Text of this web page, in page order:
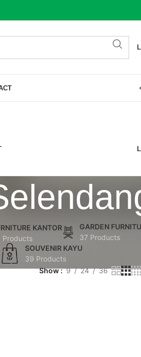
KANTOR
Products
GARDEN
37 Products
SOUVENIR KAYU
39 Products
Show 9 24 36